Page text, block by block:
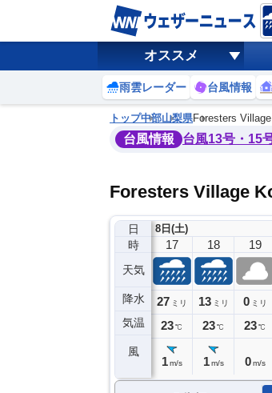
オススメ
雨雲レーダー 台風情報
トップ中部山梨県Foresters
台風情報 台風13号・15
Foresters Village
日
時
天気
降水
気温
風
8日(土)
16
6ミリ
23℃
17
27 ミリ
23℃
1 m/s
18
13 ミリ
23℃
1 m/s
19
0 ミリ
23℃
0 m/s